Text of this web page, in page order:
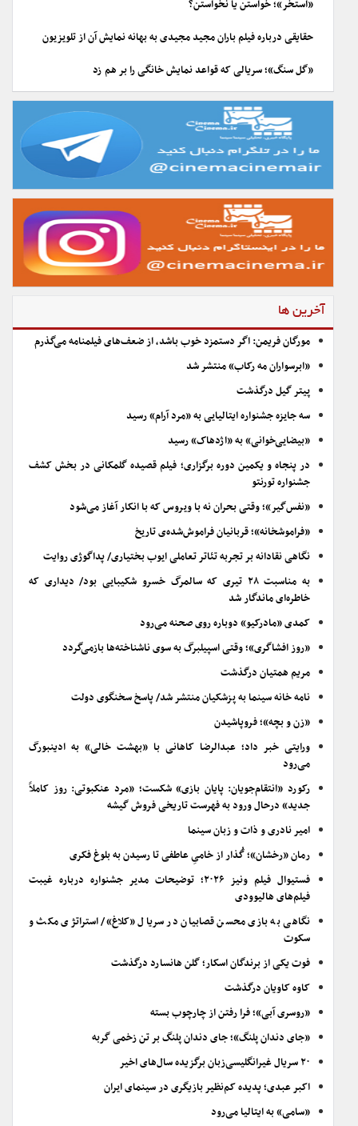
«استخر»؛ خواستن یا نخواستن؟
حقایقی درباره فیلم باران مجید مجیدی به بهانه نمایش آن از تلویزیون
«گل سنگ»؛ سریالی که قواعد نمایش خانگی را بر هم زد
آخرین ها
مورگان فریمن: اگر دستمزد خوب باشد، از ضعف‌های فیلمنامه می‌گذرم
«ابرسواران مه رکاب» منتشر شد
پیتر گیل درگذشت
سه جایزه جشنواره ایتالیایی به «مرد آرام» رسید
«بیضایی‌خوانی» به «اژدهاک» رسید
در پنجاه و یکمین دوره برگزاری؛ فیلم قصیده گلمکانی در بخش کشف
جشنواره تورنتو
«نفس‌گیر»؛ وقتی بحران نه با ویروس که با انکار آغاز می‌شود
«فراموشخانه»؛ قربانیان فراموش‌شده‌ی تاریخ
نگاهی نقادانه بر تجربه تئاتر تعاملی ایوب بختیاری/ پداگوژی روایت
به مناسبت ۲۸ تیری که سالمرگ خسرو شکیبایی بود/ دیداری که
خاطره‌ای ماندگار شد
کمدی «مادرکیو» دوباره روی صحنه می‌رود
«روز افشاگری»؛ وقتی اسپیلبرگ به سوی ناشناخته‌ها بازمی‌گردد
مریم همتیان درگذشت
نامه خانه سینما به پزشکیان منتشر شد/ پاسخ سخنگوی دولت
«زن و بچه»؛ فروپاشیدن
ورایتی خبر داد؛ عبدالرضا کاهانی با «بهشت خالی» به ادینبورگ
می‌رود
رکورد «انتقام‌جویان: پایان بازی» شکست؛ «مرد عنکبوتی: روز کاملاً
جدید» درحال ورود به فهرست تاریخی فروش گیشه
امیر نادری و ذات و زبان سینما
رمان «رخشان»؛ گُذار از خامیِ عاطفی تا رسیدن به بلوغ فکری
فستیوال فیلم ونیز ۲۰۲۶؛ توضیحات مدیر جشنواره درباره غیبت
فیلم‌های هالیوودی
نگاهی به بازی محسن قصابیان در سریال «کلاغ»/ استراتژی مکث و
سکوت
فوت یکی از برندگان اسکار؛ گلن هانسارد درگذشت
کاوه کاویان درگذشت
«روسری آبی»؛ فرا رفتن از چارچوب بسته
«جای دندان پلنگ»؛ جای دندان پلنگ بر تن زخمی گربه
۲۰ سریال غیرانگلیسی‌زبان برگزیده سال‌های اخیر
اکبر عبدی؛ پدیده کم‌نظیر بازیگری در سینمای ایران
«سامی» به ایتالیا می‌رود